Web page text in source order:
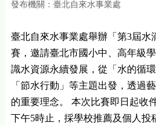
發布機關：臺北自來水事業處
臺北自來水事業處舉辦「第3屆水
賽，邀請臺北市國小中、高年級
識水資源永續發展，從「水的循
「節水行動」等主題出發，透過
的重要理念。 本次比賽即日起收
下午5時止，採學校推薦及個人投